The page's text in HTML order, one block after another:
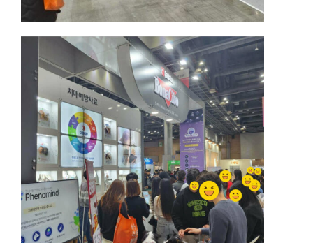
Switch The Language
Türkçe English